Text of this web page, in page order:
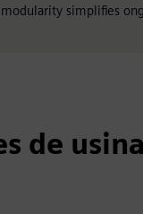
modularity simplifies
de